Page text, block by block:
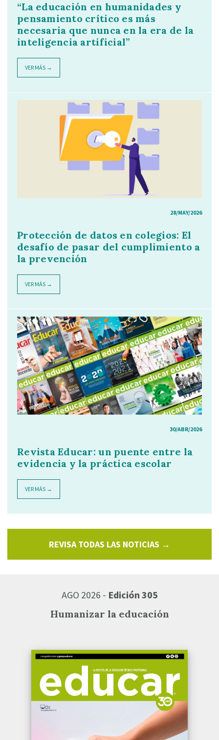
“La educación en humanidades y
pensamiento crítico es más
necesaria que nunca en la era de la
inteligencia artificial”
VER MÁS →
28/MAY/2026
Protección de datos en colegios: El
desafío de pasar del cumplimiento a
la prevención
VER MÁS →
30/ABR/2026
Revista Educar: un puente entre la
evidencia y la práctica escolar
VER MÁS →
REVISA TODAS LAS NOTICIAS →
AGO 2026 - Edición 305
Humanizar la educación